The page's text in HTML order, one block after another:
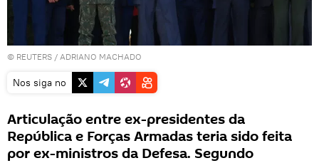
© REUTERS / ADRIANO MACHADO
Nos siga no
Articulação entre ex-presidentes da
República e Forças Armadas teria sido feita
por ex-ministros da Defesa. Segundo